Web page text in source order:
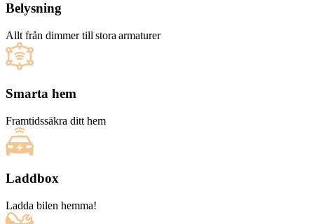
Belysning
Allt från dimmer till stora armaturer
Smarta hem
Framtidssäkra ditt hem
Laddbox
Ladda bilen hemma!